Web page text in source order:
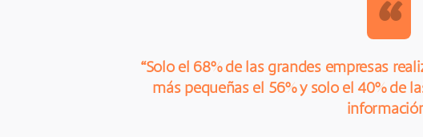
“
“Solo el 68% de las grandes empresas
más pequeñas el 56% y solo el 40% de